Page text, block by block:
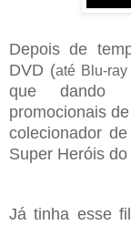
Depois de
DVD (até Blu-
que dando
promocionais
colecionador
Super Heróis
Já tinha esse